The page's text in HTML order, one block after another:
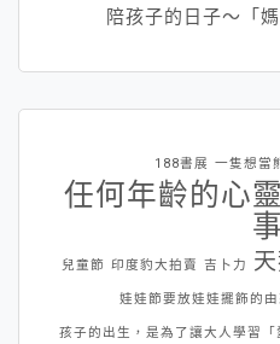
陪孩子的日子～「
188書展 一隻想當
任何年齡的心
事
兒童節 印度豹大拍賣 吉卜力
娃娃節要放娃娃擺飾的由
孩子的出生，是為了讓大人學習「